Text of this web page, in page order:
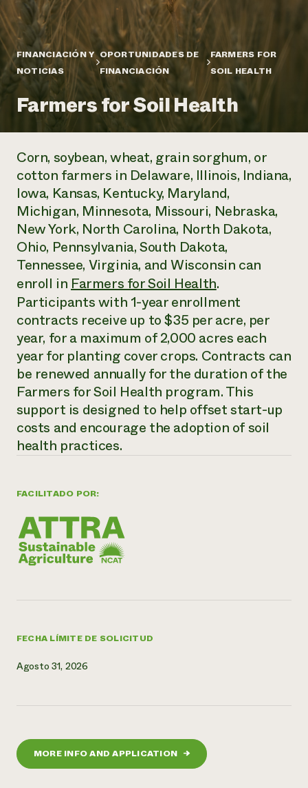
Informes anuales y financieros
Historias de impacto
Informe de
impacto 2024
LEER EL INFORME
Latinos en la agricultura
Sistemas alimentarios locales
Agricultura urbana
Las mujeres en la agricultura
Evento anual de reciclaje de productos electrónicos
Programa de descuentos de NorthWestern Energy
Servicios energéticos comerciales
Servicios energéticos residenciales
LIHEAP
Centro de intercambio de información AgriSolar
Blog
Podcasts
Publicaciones
Cursos cortos
Vídeos
Oportunidades de financiación
Noticias
Internship Hub
Buscar prácticas
Contratar a un becario
un
Llame a la
directa de
1-800-346-
Asociaciones empresariales
Donar
Donaciones planificadas
Boletín
Consultas de los medios de comunicación
Todos
contribuyen a la
resiliencia de la
comunidad.
DONAR AHORA
FINANCIACIÓN Y
NOTICIAS
OPORTUNIDADES DE
FINANCIACIÓN
FARMERS FOR
SOIL HEALTH
Farmers for Soil Health
FACILITADO POR:
FECHA LÍMITE DE SOLICITUD
Agosto 31, 2026
MORE INFO AND APPLICATION →
Corn, soybean, wheat, grain sorghum, or
cotton farmers in Delaware, Illinois, Indiana,
Iowa, Kansas, Kentucky, Maryland,
Michigan, Minnesota, Missouri, Nebraska,
New York, North Carolina, North Dakota,
Ohio, Pennsylvania, South Dakota,
Tennessee, Virginia, and Wisconsin can
enroll inFarmers for Soil Health.
Participants with 1-year enrollment
contracts receive up to $35 per acre, per
year, for a maximum of 2,000 acres each
year for planting cover crops. Contracts can
be renewed annually for the duration of the
Farmers for Soil Health program. This
support is designed to help offset start-up
costs and encourage the adoption of soil
health practices.